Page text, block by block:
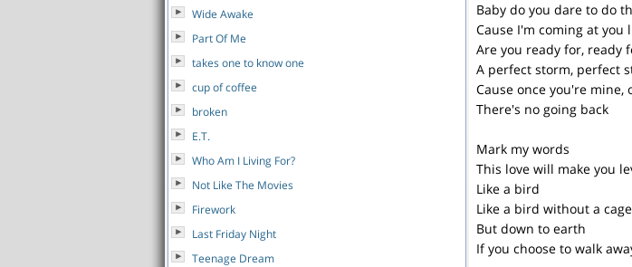
Baby do you dare to do
Cause I'm coming at you
Are you ready for, ready
A perfect storm, perfect
Cause once you're mine,
There's no going back
Mark my words
This love will make you
Like a bird
Like a bird without a cage
But down to earth
If you choose to walk
Wide Awake
Part Of Me
takes one to know one
cup of coffee
broken
E.T.
Who Am I Living For?
Not Like The Movies
Firework
Last Friday Night
Teenage Dream